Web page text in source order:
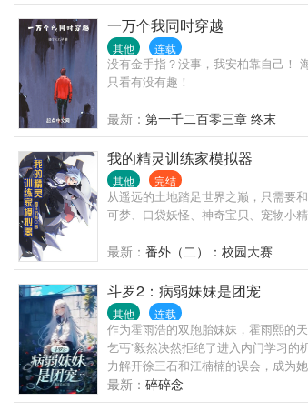
一万个我同时穿越
其他 连载
没有金手指？没事，我安柏靠自己！
只看有没有趣！
最新： 第一千二百零三章 终末
我的精灵训练家模拟器
其他 完结
从遥远的土地踏足世界之巅，只需要
可梦、口袋妖怪、神奇宝贝、宠物小
最新： 番外（二）：校园大赛
斗罗2：病弱妹妹是团宠
其他 连载
作为霍雨浩的双胞胎妹妹，霍雨熙的
乞丐”毅然决然拒绝了进入内门学习
力解开徐三石和江楠楠的误会，成为
嘲讽道:“中看不中用，打架也只能躲
少写）
最新： 碎碎念